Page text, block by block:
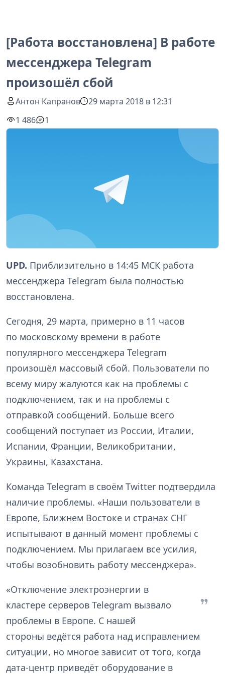
[Работа восстановлена] В работе
мессенджера Telegram
произошёл сбой
Антон Капранов
29 марта 2018 в 12:31
1 486
1
UPD. Приблизительно в 14:45 МСК работа
мессенджера Telegram была полностью
восстановлена.
Сегодня, 29 марта, примерно в 11 часов
по московскому времени в работе
популярного мессенджера Telegram
произошёл массовый сбой. Пользователи по
всему миру жалуются как на проблемы с
подключением, так и на проблемы с
отправкой сообщений. Больше всего
сообщений поступает из России, Италии,
Испании, Франции, Великобритании,
Украины, Казахстана.
Команда Telegram в своём Twitter подтвердила
наличие проблемы. «Наши пользователи в
Европе, Ближнем Востоке и странах СНГ
испытывают в данный момент проблемы с
подключением. Мы прилагаем все усилия,
чтобы возобновить работу мессенджера».
«Отключение электроэнергии в
кластере серверов Telegram вызвало
проблемы в Европе. С нашей
стороны ведётся работа над исправлением
ситуации, но многое зависит от того, когда
дата-центр приведёт оборудование в